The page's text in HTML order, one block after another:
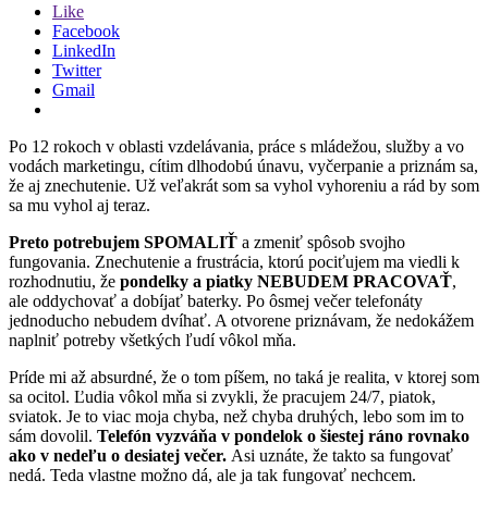
Like
Facebook
LinkedIn
Twitter
Gmail
Po 12 rokoch v oblasti vzdelávania, práce s mládežou, služby a vo
vodách marketingu, cítim dlhodobú únavu, vyčerpanie a priznám sa,
že aj znechutenie. Už veľakrát som sa vyhol vyhoreniu a rád by som
sa mu vyhol aj teraz.
Preto potrebujem SPOMALIŤ a zmeniť spôsob svojho
fungovania. Znechutenie a frustrácia, ktorú pociťujem ma viedli k
rozhodnutiu, že pondelky a piatky NEBUDEM PRACOVAŤ,
ale oddychovať a dobíjať baterky. Po ôsmej večer telefonáty
jednoducho nebudem dvíhať. A otvorene priznávam, že nedokážem
naplniť potreby všetkých ľudí vôkol mňa.
Príde mi až absurdné, že o tom píšem, no taká je realita, v ktorej som
sa ocitol. Ľudia vôkol mňa si zvykli, že pracujem 24/7, piatok,
sviatok. Je to viac moja chyba, než chyba druhých, lebo som im to
sám dovolil. Telefón vyzváňa v pondelok o šiestej ráno rovnako
ako v nedeľu o desiatej večer. Asi uznáte, že takto sa fungovať
nedá. Teda vlastne možno dá, ale ja tak fungovať nechcem.